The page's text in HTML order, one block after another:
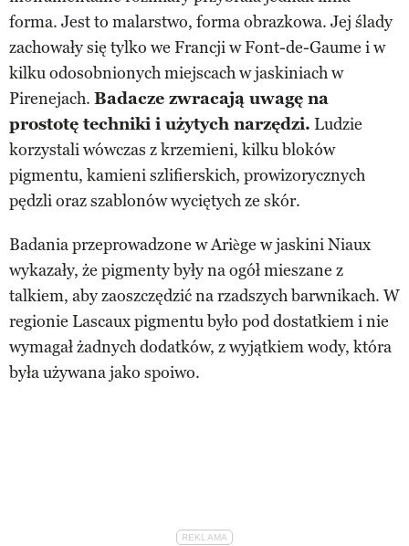
forma. Jest to malarstwo, forma obrazkowa. Jej ślady
zachowały się tylko we Francji w Font-de-Gaume i w
kilku odosobnionych miejscach w jaskiniach w
Pirenejach. Badacze zwracają uwagę na
prostotę techniki i użytych narzędzi. Ludzie
korzystali wówczas z krzemieni, kilku bloków
pigmentu, kamieni szlifierskich, prowizorycznych
pędzli oraz szablonów wyciętych ze skór.
Badania przeprowadzone w Ariège w jaskini Niaux
wykazały, że pigmenty były na ogół mieszane z
talkiem, aby zaoszczędzić na rzadszych barwnikach. W
regionie Lascaux pigmentu było pod dostatkiem i nie
wymagał żadnych dodatków, z wyjątkiem wody, która
była używana jako spoiwo.